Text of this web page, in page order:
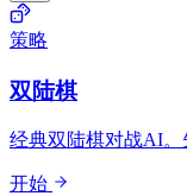
策略
双陆棋
经典双陆棋对战AI。
开始